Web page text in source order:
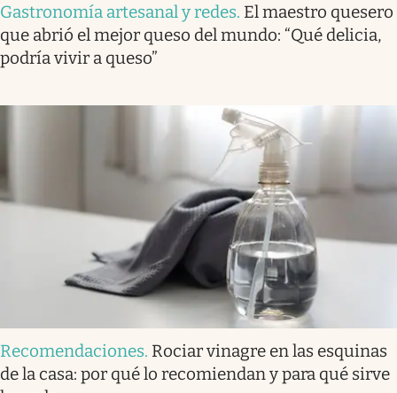
Gastronomía artesanal y redes. El maestro quesero
que abrió el mejor queso del mundo: “Qué delicia,
podría vivir a queso”
Recomendaciones. Rociar vinagre en las esquinas
de la casa: por qué lo recomiendan y para qué sirve